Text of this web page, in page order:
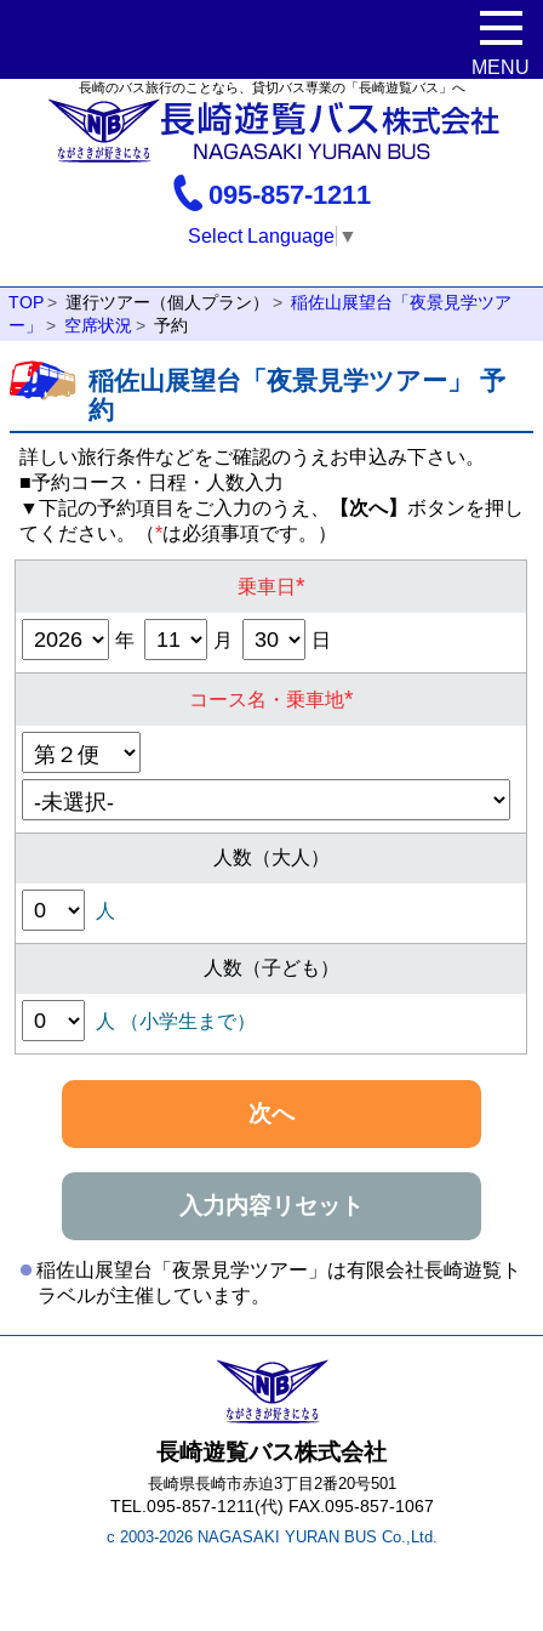
長崎のバス旅行のことなら、貸切バス専業の「長崎遊覧バス」へ
095-857-1211
Select Language ▼
TOP 運行ツアー（個人プラン）
稲佐山展望台「夜景見学ツア
ー」
空席状況 予約
稲佐山展望台「夜景見学ツアー」 予
約
詳しい旅行条件などをご確認のうえお申込み下さい。
■予約コース・日程・人数入力
▼下記の予約項目をご入力のうえ、
【次へ】 ボタンを押し
てください。（*は必須事項です。）
乗車日*
年 月 日
コース名・乗車地*
人数（大人）
人
人数（子ども）
人 （小学生まで）
次へ
入力内容リセット
稲佐山展望台「夜景見学ツアー」は有限会社長崎遊覧ト
ラベルが主催しています。
長崎遊覧バス株式会社
長崎県長崎市赤迫3丁目2番20号501
TEL.095-857-1211(代) FAX.095-857-1067
c 2003-2026 NAGASAKI YURAN BUS Co.,Ltd.